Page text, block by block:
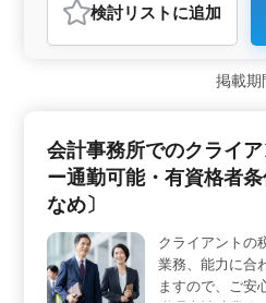
おすすめポイント
＜多様な業務範囲＞ ドラッグ
加え、調剤、鑑査、服薬指導
OTC販売まで広範な業務に携
年以上の経験を活かせるチャン
ャリアを築くのに最適な環境で
ら幅広い業務に携われます。シ
す。 ＜充実した福利厚生＞
雇用保険、労災保険、薬剤師
整っており、通勤手当全額支
与水準や働きやすさにも配慮さ
検討リスト に追加
掲載
会計事務所でのクライ
ー通勤可能・有資格者
なめ〕
クライアントの
業務、能力に合
ますので、ご